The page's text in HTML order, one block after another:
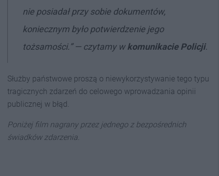
nie posiadał przy sobie dokumentów,
koniecznym było potwierdzenie jego
tożsamości.” — czytamy wkomunikacie Policji.
Służby państwowe proszą o niewykorzystywanie tego typu
tragicznych zdarzeń do celowego wprowadzania opinii
publicznej w błąd.
Poniżej film nagrany przez jednego z bezpośrednich
świadków zdarzenia.